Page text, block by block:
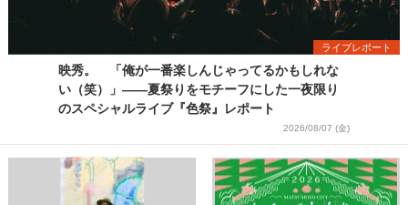
ライブレポート
映秀。 「俺が一番楽しんじゃってるかもしれな
い（笑）」――夏祭りをモチーフにした一夜限り
のスペシャルライブ『色祭』レポート
2026/08/07 (金)